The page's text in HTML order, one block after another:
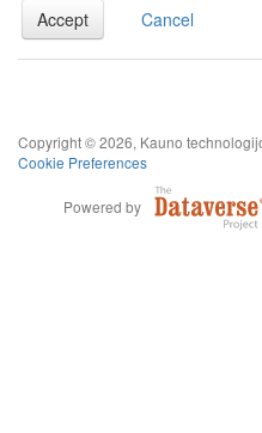
Accept Cancel
Copyright © 2026, Kauno
Cookie Preferences
Powered by